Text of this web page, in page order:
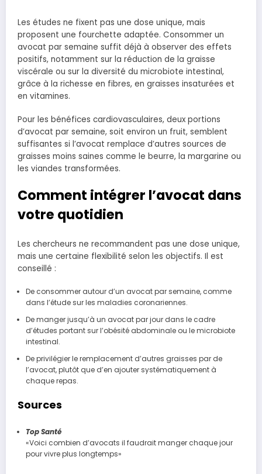
Les études ne fixent pas une dose unique, mais
proposent une fourchette adaptée. Consommer un
avocat par semaine suffit déjà à observer des effets
positifs, notamment sur la réduction de la graisse
viscérale ou sur la diversité du microbiote intestinal,
grâce à la richesse en fibres, en graisses insaturées et
en vitamines.
Pour les bénéfices cardiovasculaires, deux portions
d’avocat par semaine, soit environ un fruit, semblent
suffisantes si l’avocat remplace d’autres sources de
graisses moins saines comme le beurre, la margarine ou
les viandes transformées.
Comment intégrer l’avocat dans
votre quotidien
Les chercheurs ne recommandent pas une dose unique,
mais une certaine flexibilité selon les objectifs. Il est
conseillé :
De consommer autour d’un avocat par semaine, comme
dans l’étude sur les maladies coronariennes.
De manger jusqu’à un avocat par jour dans le cadre
d’études portant sur l’obésité abdominale ou le microbiote
intestinal.
De privilégier le remplacement d’autres graisses par de
l’avocat, plutôt que d’en ajouter systématiquement à
chaque repas.
Sources
Top Santé
«Voici combien d’avocats il faudrait manger chaque jour
pour vivre plus longtemps»